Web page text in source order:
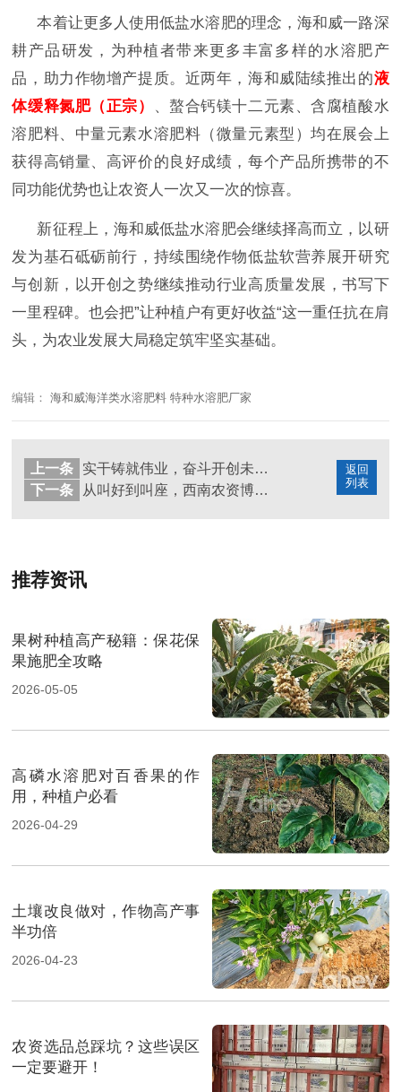
本着让更多人使用低盐水溶肥的理念，海和威一路深
耕产品研发，为种植者带来更多丰富多样的水溶肥产
品，助力作物增产提质。近两年，海和威陆续推出的液
体缓释氮肥（正宗）
、螯合钙镁十二元素、含腐植酸水
溶肥料、中量元素水溶肥料（微量元素型）均在展会上
获得高销量、高评价的良好成绩，每个产品所携带的不
同功能优势也让农资人一次又一次的惊喜。
新征程上，海和威低盐水溶肥会继续择高而立，以研
发为基石砥砺前行，持续围绕作物低盐软营养展开研究
与创新，以开创之势继续推动行业高质量发展，书写下
一里程碑。也会把”让种植户有更好收益“这一重任抗在肩
头，为农业发展大局稳定筑牢坚实基础。
编辑：海和威海洋类水溶肥料 特种水溶肥厂家
返回
列表
上一条
实干铸就伟业，奋斗开创未来！海和威广西植保会再创佳绩！
下一条
从叫好到叫座，西南农资博览会海和威收获亮眼成绩单！
推荐资讯
果树种植高产秘籍：保花保
果施肥全攻略
2026-05-05
高磷水溶肥对百香果的作
用，种植户必看
2026-04-29
土壤改良做对，作物高产事
半功倍
2026-04-23
农资选品总踩坑？这些误区
一定要避开！